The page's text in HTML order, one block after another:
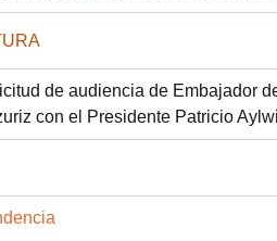
de audiencia de Embajador
con el Presidente Patricio